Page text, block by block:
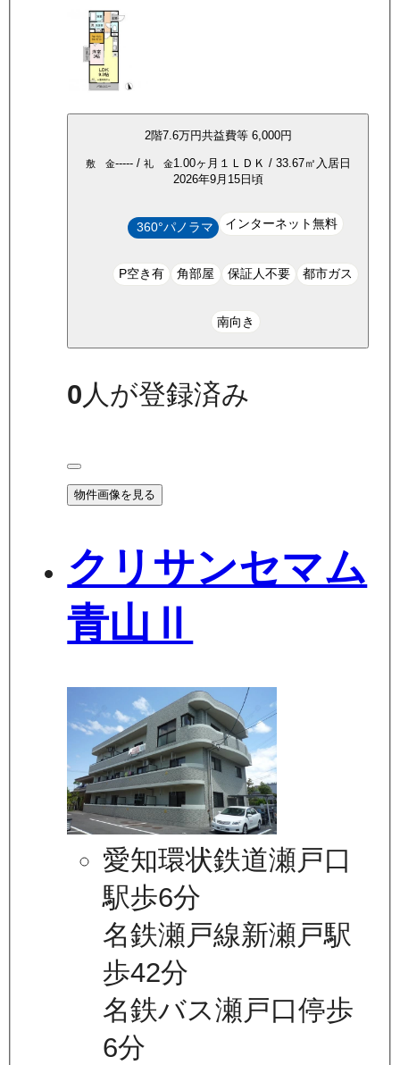
2階7.6万円共益費等 6,000円
敷 金-----/ 礼 金1.00ヶ月 １ＬＤＫ / 33.67㎡ 入居日
2026年9月15日頃
360°パノラマ インターネット無料
P空き有 角部屋 保証人不要 都市ガス
南向き
0 人が登録済み
物件画像を見る
クリサンセマム
青山Ⅱ
愛知環状鉄道瀬戸口
駅歩6分
名鉄瀬戸線新瀬戸駅
歩42分
名鉄バス瀬戸口停歩
6分